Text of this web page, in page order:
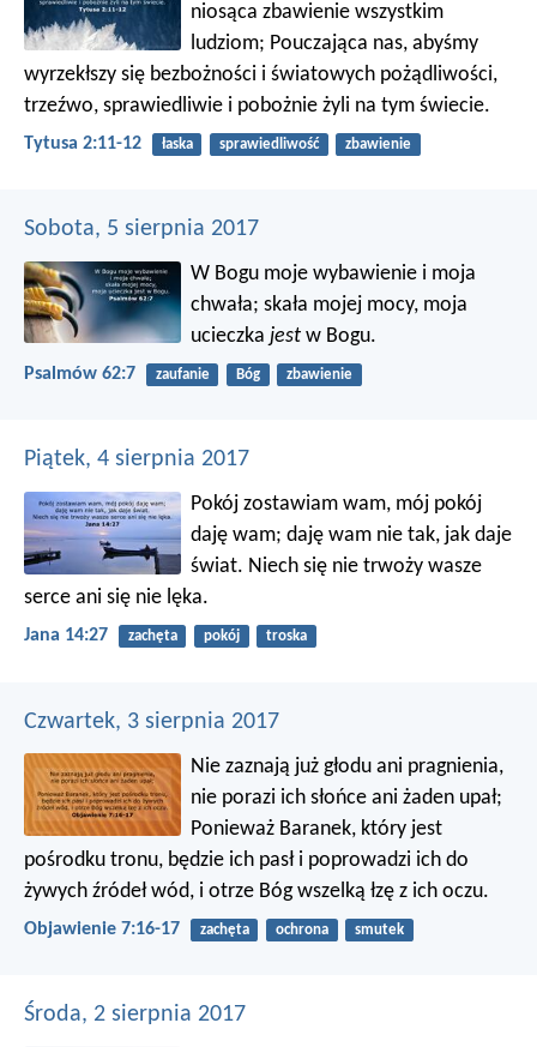
niosąca zbawienie wszystkim
ludziom; Pouczająca nas, abyśmy
wyrzekłszy się bezbożności i światowych pożądliwości,
trzeźwo, sprawiedliwie i pobożnie żyli na tym świecie.
Tytusa 2:11-12 łaska sprawiedliwość zbawienie
Sobota, 5 sierpnia 2017
W Bogu moje wybawienie i moja
chwała; skała mojej mocy, moja
ucieczkajest w Bogu.
Psalmów 62:7 zaufanie Bóg zbawienie
Piątek, 4 sierpnia 2017
Pokój zostawiam wam, mój pokój
daję wam; daję wam nie tak, jak daje
świat. Niech się nie trwoży wasze
serce ani się nie lęka.
Jana 14:27 zachęta pokój troska
Czwartek, 3 sierpnia 2017
Nie zaznają już głodu ani pragnienia,
nie porazi ich słońce ani żaden upał;
Ponieważ Baranek, który jest
pośrodku tronu, będzie ich pasł i poprowadzi ich do
żywych źródeł wód, i otrze Bóg wszelką łzę z ich oczu.
Objawienie 7:16-17 zachęta ochrona smutek
Środa, 2 sierpnia 2017